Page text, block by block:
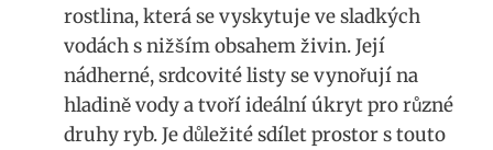
rostlina, která se vyskytuje ve sladkých
vodách s nižším obsahem živin. Její
nádherné, srdcovité listy‍ se‌ vynořují na
hladině vody a tvoří ​ideální‍ úkryt ‍pro různé⁤
druhy ryb. ​Je důležité sdílet prostor s touto⁣